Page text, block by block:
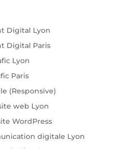
Digital Lyon
Digital Paris
Lyon
Paris
(Responsive)
web Lyon
WordPress
digitale Lyon